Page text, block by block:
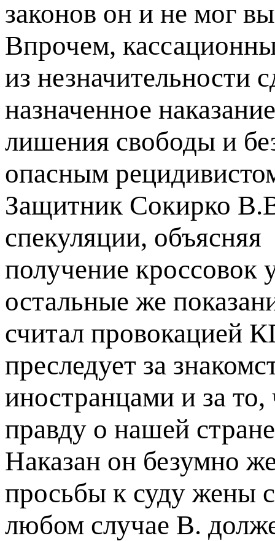
законов он и не мог
Впрочем,
из незначительности
назначенное
лишения свободы и
опасным
Защитник Сокирко
спекуляции, объясняя
получение кроссовок
остальные же
считал провокацией
преследует за
иностранцами и за
правду о нашей
Наказан он безумно
просьбы к суду жены
любом случае В.